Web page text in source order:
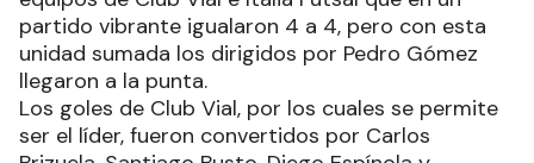
partido vibrante igualaron 4 a 4, pero con esta
unidad sumada los dirigidos por Pedro Gómez
llegaron a la punta.
Los goles de Club Vial, por los cuales se permite
ser el líder, fueron convertidos por Carlos